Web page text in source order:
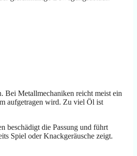
Bei Metallmechaniken reicht meist ein
aufgetragen wird. Zu viel Öl ist
beschädigt die Passung und führt
Spiel oder Knackgeräusche zeigt.